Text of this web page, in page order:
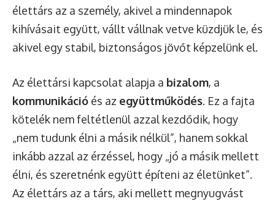
élettárs az a személy, akivel a mindennapok
kihívásait együtt, vállt vállnak vetve küzdjük le, és
akivel egy stabil, biztonságos jövőt képzelünk el.
Az élettársi kapcsolat alapja a bizalom, a
kommunikáció és az együttműködés. Ez a fajta
kötelék nem feltétlenül azzal kezdődik, hogy
„nem tudunk élni a másik nélkül”, hanem sokkal
inkább azzal az érzéssel, hogy „jó a másik mellett
élni, és szeretnénk együtt építeni az életünket”.
Az élettárs az a társ, aki mellett megnyugvást